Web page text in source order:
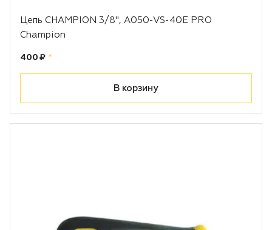
Цепь CHAMPION 3/8", A050-VS-40E PRO
Champion
Цена:
400 ₽ рублей
*
В корзину